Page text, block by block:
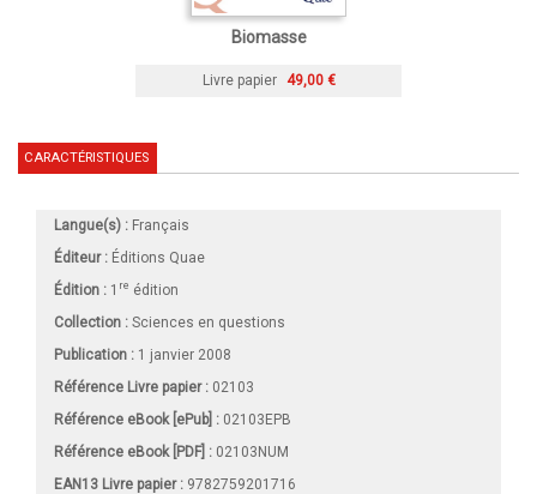
Biomasse
Livre papier 49,00 €
CARACTÉRISTIQUES
Langue(s) : Français
Éditeur : Éditions Quae
Édition : 1 re édition
Collection : Sciences en questions
Publication : 1 janvier 2008
Référence Livre papier : 02103
Référence eBook [ePub] : 02103EPB
Référence eBook [PDF] : 02103NUM
EAN13 Livre papier : 9782759201716